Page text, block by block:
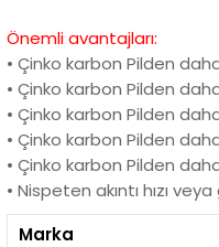
Önemli avantajları:
• Çinko karbon Pilden
• Çinko karbon Pilden
• Çinko karbon Pilden
• Çinko karbon Pilden
• Çinko karbon Pilden
• Nispeten akıntı hızı
Marka